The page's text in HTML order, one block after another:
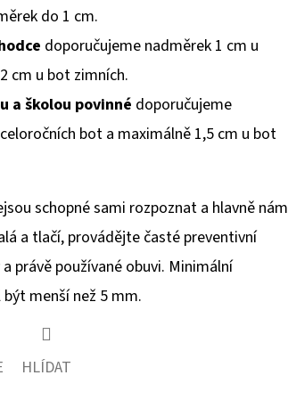
do 1 cm.
doporučujeme nadměrek 1 cm u
cm u bot zimních.
a školou povinné doporučujeme
bot a maximálně 1,5 cm u bot
schopné sami rozpoznat a hlavně nám
a tlačí, provádějte časté preventivní
právě používané obuvi. Minimální
menší než 5 mm.
HLÍDAT